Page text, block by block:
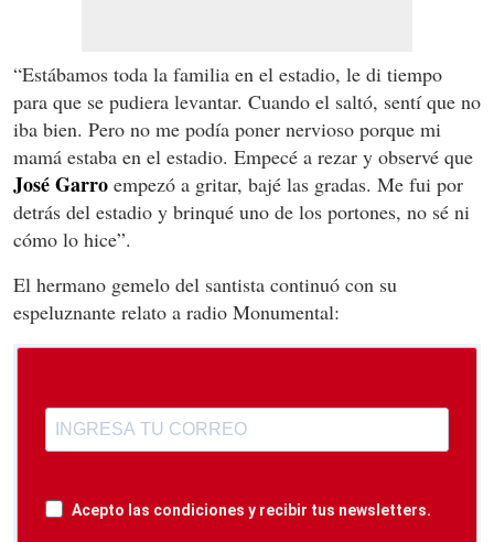
“Estábamos toda la familia en el estadio, le di tiempo
para que se pudiera levantar. Cuando el saltó, sentí que no
iba bien. Pero no me podía poner nervioso porque mi
mamá estaba en el estadio. Empecé a rezar y observé que
José Garro empezó a gritar, bajé las gradas. Me fui por
detrás del estadio y brinqué uno de los portones, no sé ni
cómo lo hice”.
El hermano gemelo del santista continuó con su
espeluznante relato a radio Monumental:
Acepto las condiciones y recibir tus newsletters.